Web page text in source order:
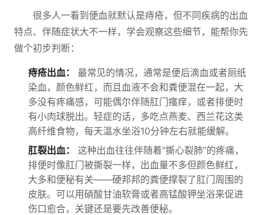
很多人一看到便血就默认是痔疮，但不同疾病的出血
特点、伴随症状大不一样，学会观察这些细节，能帮你先
做个初步判断：
痔疮出血：
最常见的情况，通常是便后滴血或者厕纸
染血，颜色鲜红，而且血液不会和粪便混在一起，大
多没有疼痛感，可能偶尔伴随肛门瘙痒，或者排便时
有小肉球脱出。轻症的话，多吃点燕麦、西兰花这类
高纤维食物，每天温水坐浴10分钟左右就能缓解。
肛裂出血：
这种出血往往伴随着“撕心裂肺”的疼痛，
排便时像肛门被撕裂一样，出血量不多但颜色鲜红，
大多和便秘有关——硬邦邦的粪便撑裂了肛门周围的
皮肤。可以用硝酸甘油软膏或者高锰酸钾坐浴来促进
伤口愈合，关键还是要先改善便秘。